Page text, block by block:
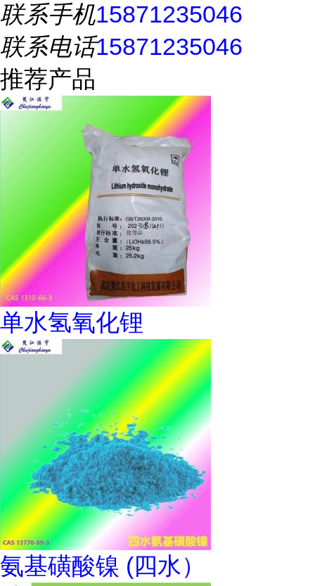
联系手机15871235046
联系电话15871235046
推荐产品
单水氢氧化锂
氨基磺酸镍 (四水）